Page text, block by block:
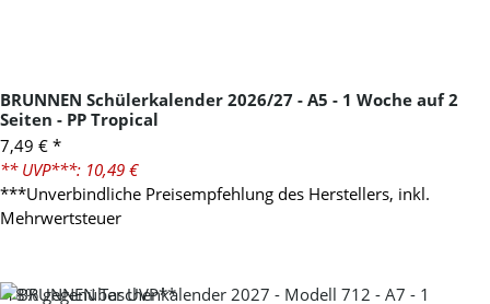
BRUNNEN Schülerkalender 2026/27 - A5 - 1 Woche auf 2
Seiten - PP Tropical
7,49 € *
** UVP***: 10,49 €
***Unverbindliche Preisempfehlung des Herstellers, inkl.
Mehrwertsteuer
-18%gegenüber UVP**